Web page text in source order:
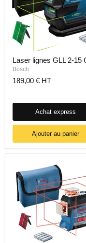
Laser lignes GLL 2-15
Bosch
189,00 € HT
Achat express
Ajouter au panier